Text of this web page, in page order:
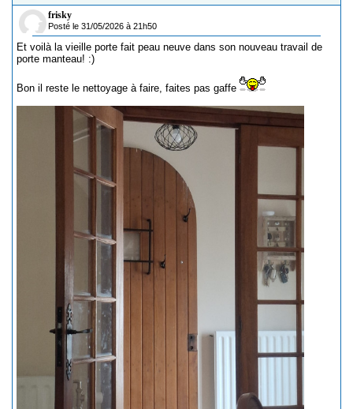
frisky
Posté le 31/05/2026 à 21h50
Et voilà la vieille porte fait peau neuve dans son nouveau travail de
porte manteau! :)
Bon il reste le nettoyage à faire, faites pas gaffe